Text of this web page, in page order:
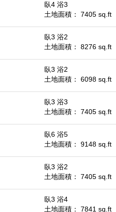
臥4 浴3
土地面積： 7405 sq.ft
臥3 浴2
土地面積： 8276 sq.ft
臥3 浴2
土地面積： 6098 sq.ft
臥3 浴3
土地面積： 7405 sq.ft
臥6 浴5
土地面積： 9148 sq.ft
臥3 浴2
土地面積： 7405 sq.ft
臥3 浴4
土地面積： 7841 sq.ft